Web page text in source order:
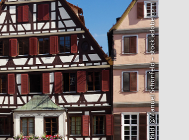
Bild: @Manuel Schönfeld – stock.adobe.com